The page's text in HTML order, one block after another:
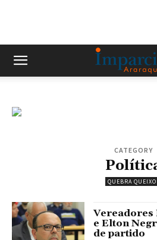
CATEGORY
QUEBRA QUEIXO
Vereadores
e Elton
de partido